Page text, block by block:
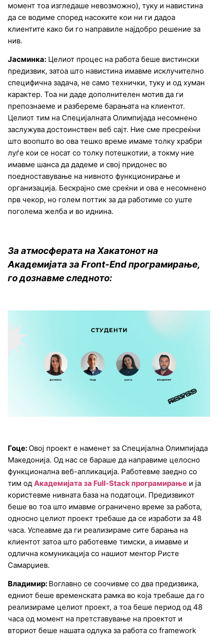
момент тоа изгледаше невозможно), туку и навистина
да се водиме според насоките кои ни ги дадоа
клиентите како би го направиле најдобро решение за
нив.
Јасминка: Целиот процес на работа беше вистински
предизвик, затоа што навистина имавме исклучително
специфична задача, не само технички, туку и од хуман
карактер. Тоа ни даде дополнителен мотив да ги
препознаеме и разбереме барањата на клиентот.
Целиот тим на Специјалната Олимпијада несомнено
заслужува достоинствен веб сајт. Ние сме пресреќни
што воопшто во ова тешко време имаме толку храбри
луѓе кои се носат со толку потешкотии, а токму ние
имавме шанса да дадеме и свој придонес во
поедноставување на нивното функционирање и
организација. Бескрајно сме среќни и ова е несомнено
прв чекор, но голем поттик за да работиме со уште
поголема желба и во иднина.
За атмосферата на Хакатонот на
Академијата за Front-End програмирање,
го дознавме следното:
Гоце: Овој проект е наменет за Специјална Олимпијада
Македонија. Од нас се бараше да направиме целосно
функционална веб-апликација. Работевме заедно со
тим од Академијата за Full-Stack програмирање и ја
користевме нивната база на податоци. Предизвикот
беше во тоа што имавме ограничено време за работа,
односно целиот проект требаше да се изработи за 48
часа. Успеавме да ги реализираме сите барања на
клиентот затоа што работевме тимски, а имавме и
одлична комуникација со нашиот ментор Ристе
Самарџиев.
Владимир: Воглавно се соочивме со два предизвика,
едниот беше временската рамка во која требаше да го
реализираме целиот проект, а тоа беше период од 48
часа од момент на претставување на проектот и
вториот беше нашата одлука за работа со framework